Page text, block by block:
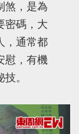
煞，是為
密碼，大
，通常都
慰，有機
。